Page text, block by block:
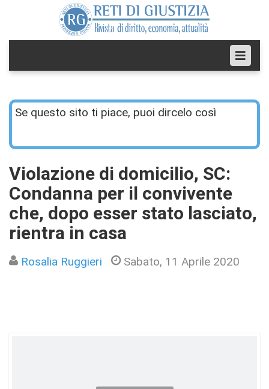
Se questo sito ti piace, puoi dircelo così
Violazione di domicilio, SC:
Condanna per il convivente
che, dopo esser stato lasciato,
rientra in casa
Rosalia Ruggieri Sabato, 11 Aprile 2020